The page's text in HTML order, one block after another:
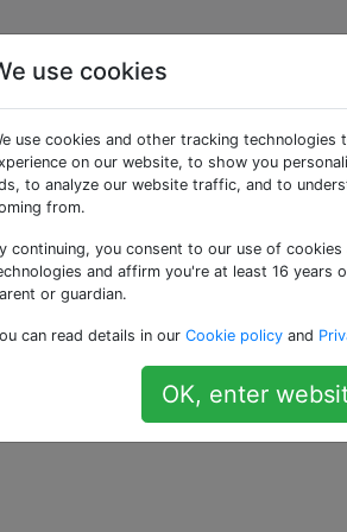
zum
ein Element mit dem Namen "HP
HP Druckertreibern
Tracker hängt weiter herum.
Tracker loswird?
use cookies
use cookies and other tracking technologies
on our website, to show you
to analyze our website traffic, and to
from.
continuing, you consent to our use of
and affirm you're at least 16 years
or guardian.
can read details in our Cookie policy and
OK, enter